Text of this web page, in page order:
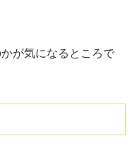
が気になるところで